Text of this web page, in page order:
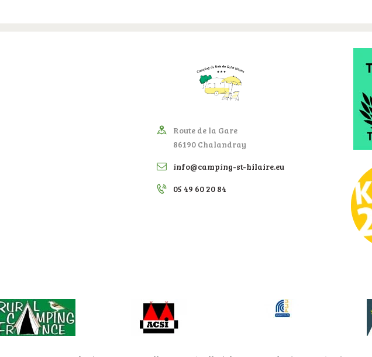
Route de la Gare
86190 Chalandray
info@camping-st-hilaire.eu
05 49 60 20 84